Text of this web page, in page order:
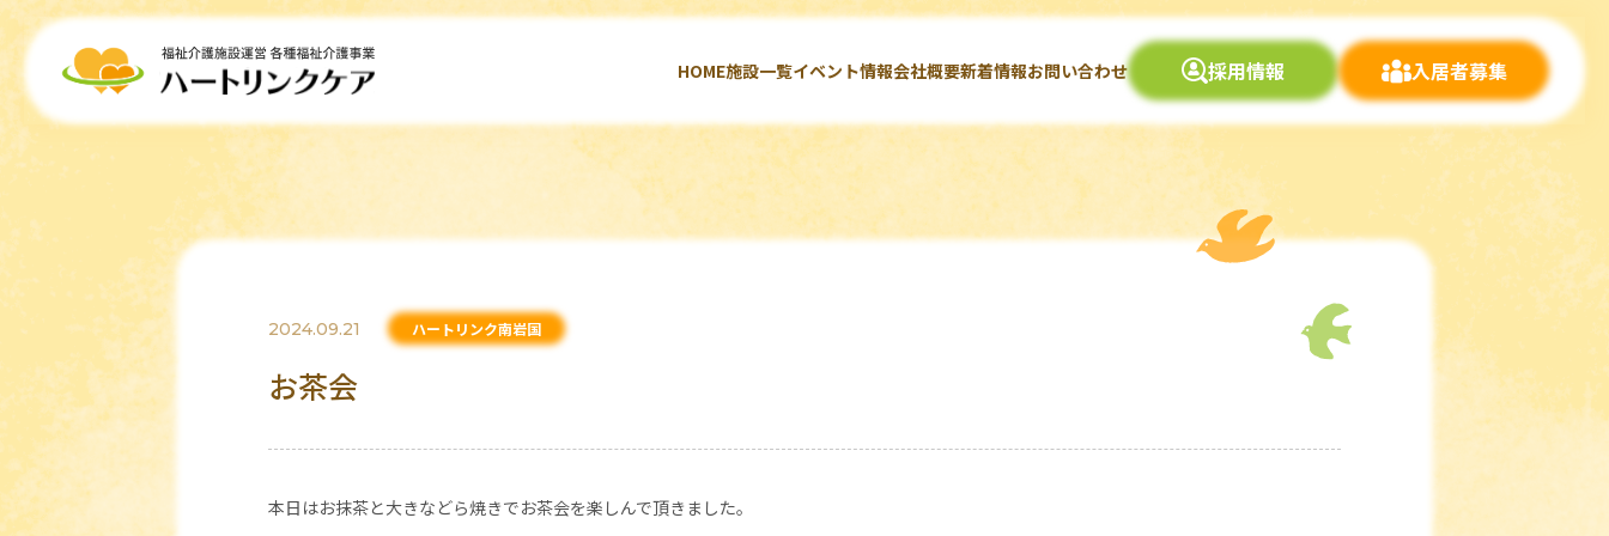
HOME施設一覧イベント情報会社概要新着情報お問い合わせ 採用情報 入居者募集
2024.09.21 ハートリンク南岩国
お茶会
本日はお抹茶と大きなどら焼きでお茶会を楽しんで頂きました。